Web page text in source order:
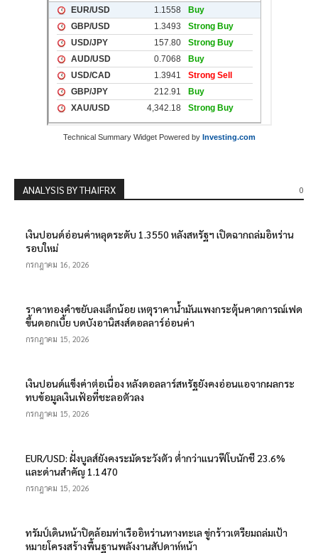
Technical Summary Widget Powered by Investing.com
0
ANALYSIS BY THAIFRX
เงินปอนด์อ่อนค่าหลุดระดับ 1.3550 หลังสหรัฐฯ เปิดฉากถล่มอิหร่าน
รอบใหม่
กรกฎาคม 16, 2026
ราคาทองคำขยับลงเล็กน้อย เหตุราคาน้ำมันแพงกระตุ้นคาดการณ์เฟด
ขึ้นดอกเบี้ย บดบังอานิสงส์ดอลลาร์อ่อนค่า
กรกฎาคม 15, 2026
เงินปอนด์แข็งค่าต่อเนื่อง หลังดอลลาร์สหรัฐยังคงอ่อนแอจากผลกระ
ทบข้อมูลเงินเฟ้อที่ชะลอตัวลง
กรกฎาคม 15, 2026
EUR/USD: ฝั่งบูลส์ยังคงระมัดระวังตัว ต่ำกว่าแนวฟีโบนักชี 23.6%
และด่านสำคัญ 1.1470
กรกฎาคม 15, 2026
ทรัมป์เดินหน้าปิดล้อมท่าเรืออิหร่านทางทะเล ขู่กร้าวเตรียมถล่มเป้า
หมายโครงสร้างพื้นฐานพลังงานสัปดาห์หน้า